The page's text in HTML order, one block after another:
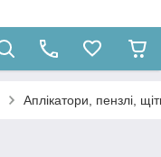
Аплікатори, пензлі,